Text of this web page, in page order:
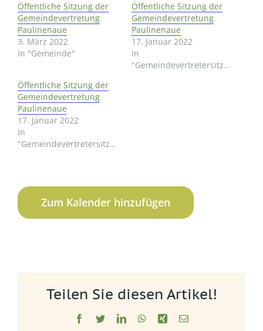
Öffentliche Sitzung der
Gemeindevertretung
Paulinenaue
3. März 2022
In "Gemeinde"
Öffentliche Sitzung der
Gemeindevertretung
Paulinenaue
17. Januar 2022
In
"Gemeindevertretersitzung"
Öffentliche Sitzung der
Gemeindevertretung
Paulinenaue
17. Januar 2022
In
"Gemeindevertretersitzung"
Zum Kalender hinzufügen
Teilen Sie diesen Artikel!
Facebook
TwitterLinkedInWhatsApp
Xing E-